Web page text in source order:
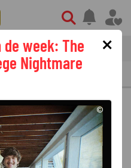
nieuws
GEMIST
- Servië
×
week: The
Nightmare
©